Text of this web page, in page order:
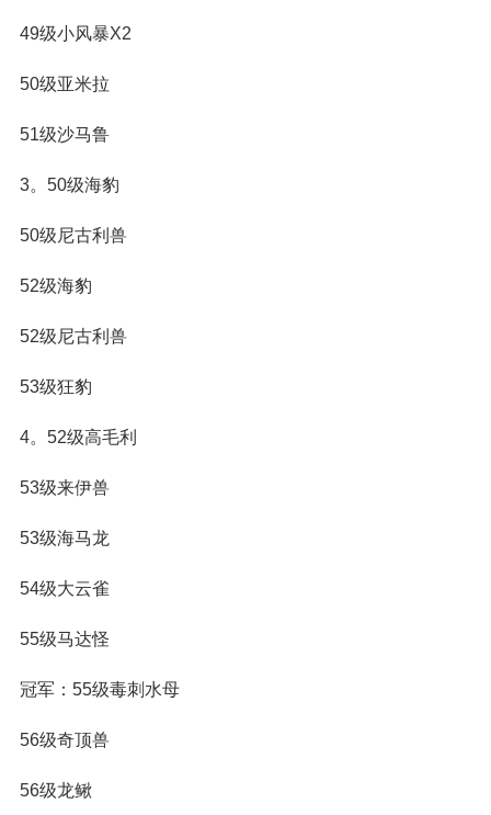
49级小风暴X2
50级亚米拉
51级沙马鲁
3。50级海豹
50级尼古利兽
52级海豹
52级尼古利兽
53级狂豹
4。52级高毛利
53级来伊兽
53级海马龙
54级大云雀
55级马达怪
冠军：55级毒刺水母
56级奇顶兽
56级龙鳅